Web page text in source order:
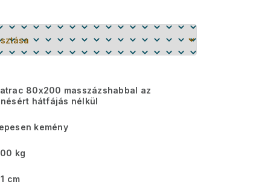
80x200 masszázshabbal az
hátfájás nélkül
kemény
kg
cm